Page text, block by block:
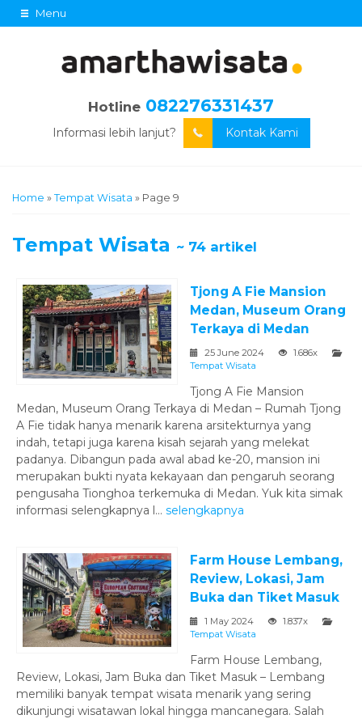
Menu
Hotline 082276331437
Informasi lebih lanjut? Kontak Kami
Home » Tempat Wisata » Page 9
Tempat Wisata ~ 74 artikel
Tjong A Fie Mansion
Medan, Museum Orang
Terkaya di Medan
25 June 2024
1.686x
Tempat Wisata
Tjong A Fie Mansion
Medan, Museum Orang Terkaya di Medan – Rumah Tjong
A Fie tidak hanya menarik karena arsitekturnya yang
indah, tetapi juga karena kisah sejarah yang melekat
padanya. Dibangun pada awal abad ke-20, mansion ini
merupakan bukti nyata kekayaan dan pengaruh seorang
pengusaha Tionghoa terkemuka di Medan. Yuk kita simak
informasi selengkapnya l... selengkapnya
Farm House Lembang,
Review, Lokasi, Jam
Buka dan Tiket Masuk
1 May 2024
1.837x
Tempat Wisata
Farm House Lembang,
Review, Lokasi, Jam Buka dan Tiket Masuk – Lembang
memiliki banyak tempat wisata menarik yang sering
dikunjungi wisatawan lokal hingga mancanegara. Salah